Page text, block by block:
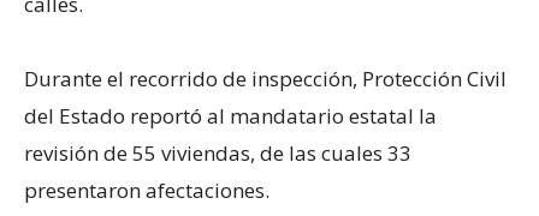
Durante el recorrido de inspección, Protección Civil
del Estado reportó al mandatario estatal la
revisión de 55 viviendas, de las cuales 33
presentaron afectaciones.